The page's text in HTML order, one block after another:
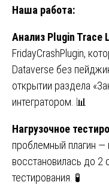
Наша работа:
Анализ Plugin Trace
FridayCrashPlugin,
Dataverse без
открытии раздела
интегратором. 📊
Нагрузочное
проблемный плагин —
восстановилась до 2
тестирования. 🧪